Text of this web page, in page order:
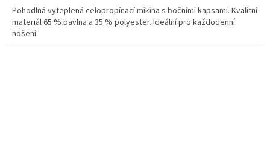
Pohodlná vyteplená celopropínací mikina s bočními kapsami. Kvalitní
materiál 65 % bavlna a 35 % polyester. Ideální pro každodenní
nošení.